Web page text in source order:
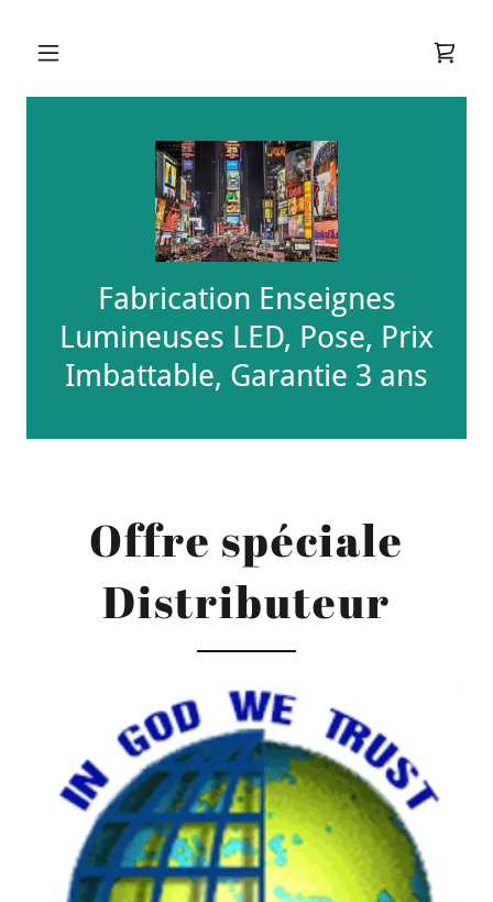
Fabrication Enseignes
Lumineuses LED, Pose, Prix
Imbattable, Garantie 3 ans
Offre spéciale
Distributeur